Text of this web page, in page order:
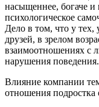
насыщеннее, богаче и
психологическое
Дело в том, что у тех,
друзей, в зрелом
взаимоотношениях с
нарушения поведения.
Влияние компании
отношения подростка